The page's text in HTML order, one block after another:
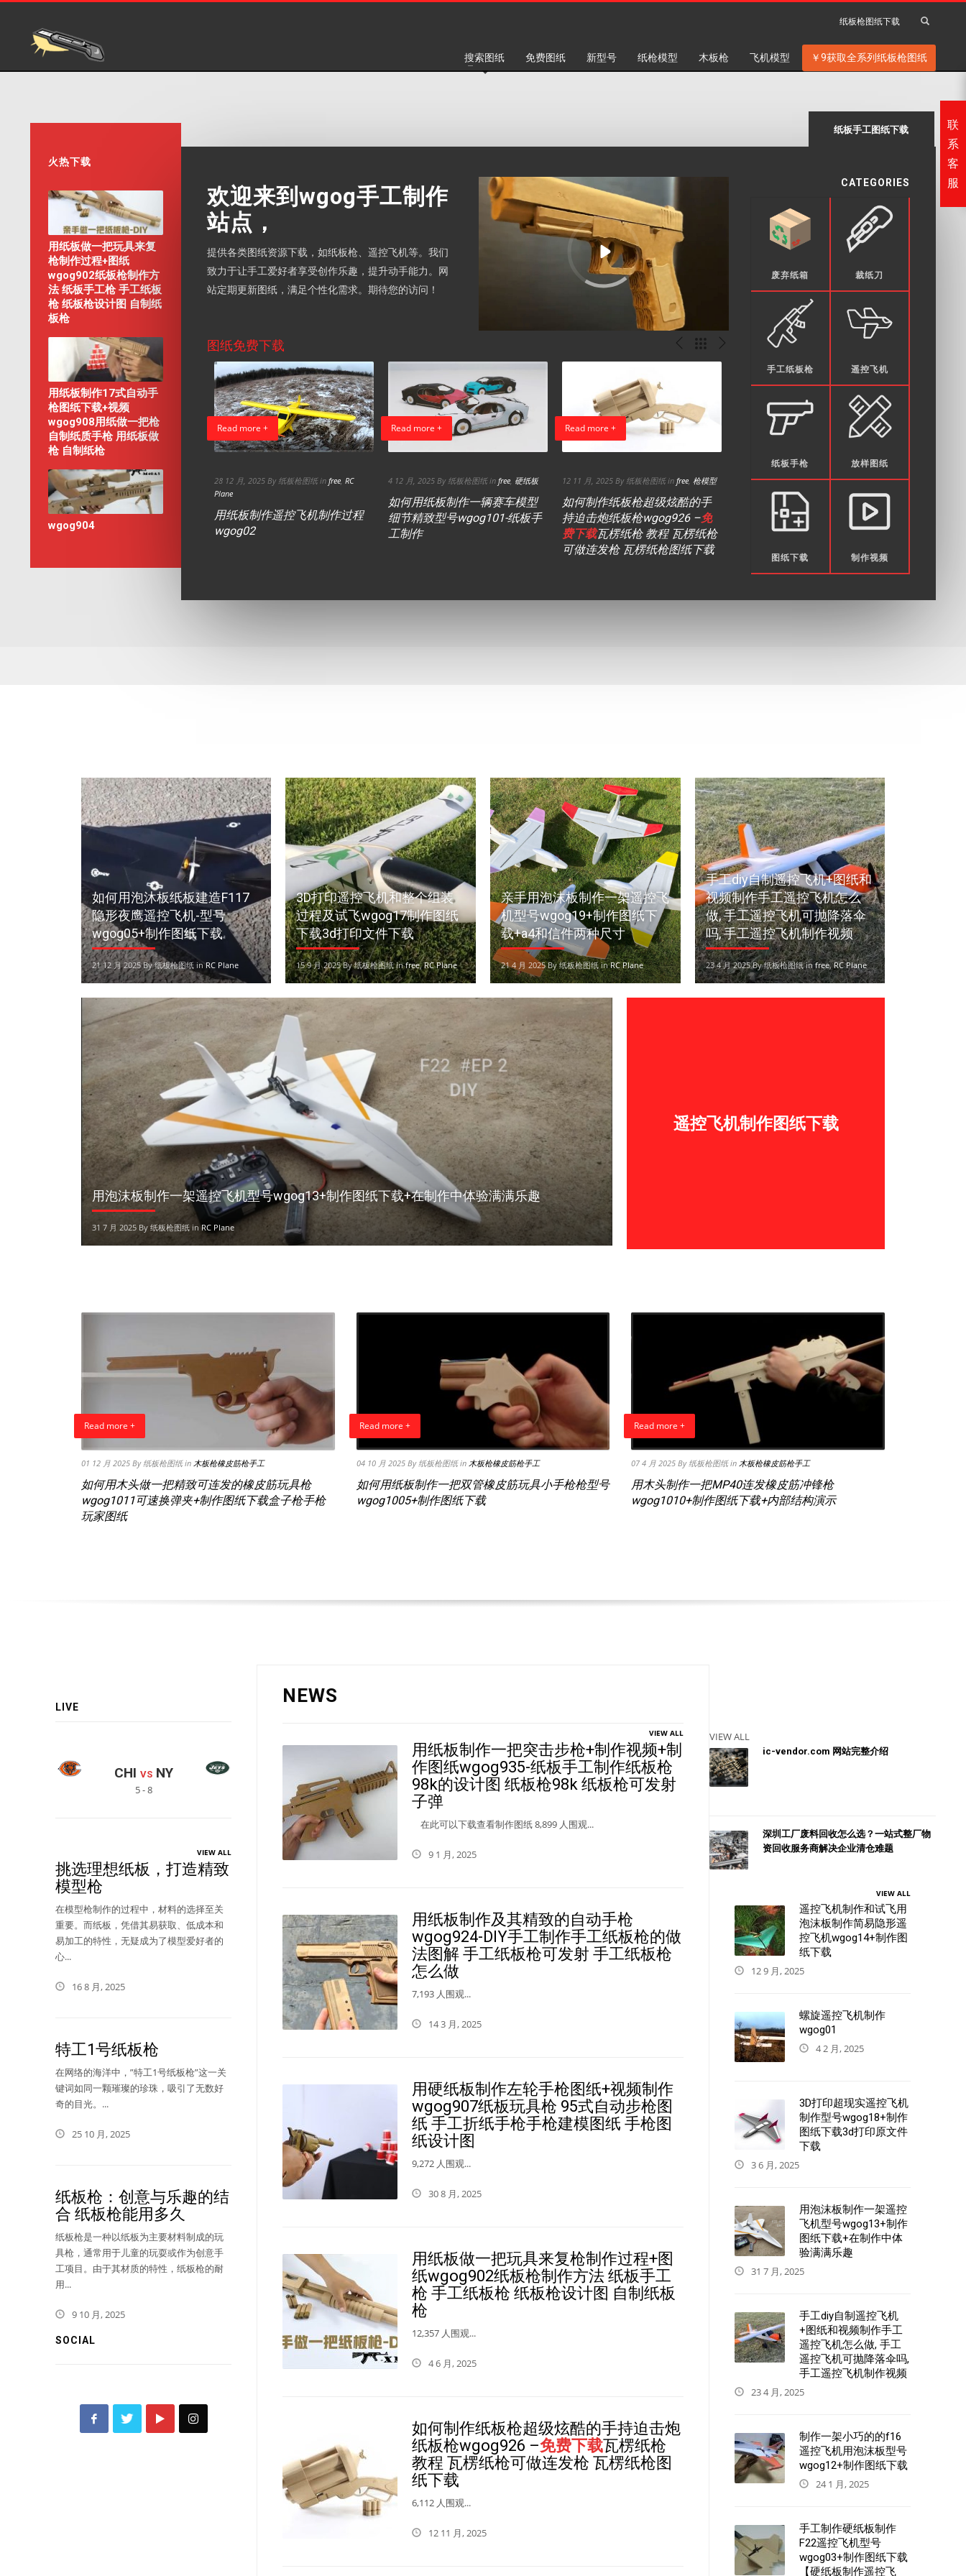
纸板枪图纸下载
搜索图纸 免费图纸 新型号 纸枪模型 木板枪 飞机模型 ￥9获取全系列纸板枪图纸
火热下载
用纸板做一把玩具来复
枪制作过程+图纸
wgog902纸板枪制作方
法 纸板手工枪 手工纸板
枪 纸板枪设计图 自制纸
板枪
用纸板制作17式自动手
枪图纸下载+视频
wgog908用纸做一把枪
自制纸质手枪 用纸板做
枪 自制纸枪
wgog904
纸板手工图纸下载
欢迎来到wgog手工制作
站点，
提供各类图纸资源下载，如纸板枪、遥控飞机等。我们
致力于让手工爱好者享受创作乐趣，提升动手能力。网
站定期更新图纸，满足个性化需求。期待您的访问！
图纸免费下载
Read more +
9 6 月, 2025 By 纸板枪图纸 infree,硬纸板
如何用硬纸板制作大嘴怪纸板
玩具陷阱玩具wgog107+制作图
纸-纸板手工制作
Read more +
28 12 月, 2025 By 纸板枪图纸 in free, RC
Plane
用纸板制作遥控飞机制作过程
wgog02
Read more +
4 12 月, 2025 By 纸板枪图纸 in free, 硬纸板
如何用纸板制作一辆赛车模型
细节精致型号wgog101-纸板手
工制作
Read more +
12 11 月, 2025 By 纸板枪图纸 in free, 枪模型
如何制作纸板枪超级炫酷的手
持迫击炮纸板枪wgog926 –免
费下载瓦楞纸枪 教程 瓦楞纸枪
可做连发枪 瓦楞纸枪图纸下载
Read more +
17 10 月, 2025 By 纸板枪图纸 infree,RC
3D打印单翼遥控飞机rc plane型
号wgog16+3D模型文件下载
CATEGORIES
废弃纸箱 裁纸刀
手工纸板枪 遥控飞机
纸板手枪 放样图纸
图纸下载 制作视频
如何用泡沐板纸板建造F117
隐形夜鹰遥控飞机-型号
wgog05+制作图纸下载
21 12 月 2025 By 纸板枪图纸 inRC Plane
3D打印遥控飞机和整个组装
过程及试飞wgog17制作图纸
下载3d打印文件下载
15 9 月 2025 By 纸板枪图纸 infree,RC Plane
亲手用泡沫板制作一架遥控飞
机型号wgog19+制作图纸下
载+a4和信件两种尺寸
21 4 月 2025 By 纸板枪图纸 inRC Plane
手工diy自制遥控飞机+图纸和
视频制作手工遥控飞机怎么
做, 手工遥控飞机可抛降落伞
吗, 手工遥控飞机制作视频
23 4 月 2025 By 纸板枪图纸 infree,RC Plane
用泡沫板制作一架遥控飞机型号wgog13+制作图纸下载+在制作中体验满满乐趣
31 7 月 2025 By 纸板枪图纸 inRC Plane
遥控飞机制作图纸下载
Read more +
01 12 月 2025 By 纸板枪图纸 in 木板枪橡皮筋枪手工
如何用木头做一把精致可连发的橡皮筋玩具枪
wgog1011可速换弹夹+制作图纸下载盒子枪手枪
玩家图纸
Read more +
04 10 月 2025 By 纸板枪图纸 in 木板枪橡皮筋枪手工
如何用纸板制作一把双管橡皮筋玩具小手枪枪型号
wgog1005+制作图纸下载
Read more +
07 4 月 2025 By 纸板枪图纸 in 木板枪橡皮筋枪手工
用木头制作一把MP40连发橡皮筋冲锋枪
wgog1010+制作图纸下载+内部结构演示
LIVE
CHI VS NY
5 - 8
VIEW ALL
挑选理想纸板，打造精致
模型枪
在模型枪制作的过程中，材料的选择至关
重要。而纸板，凭借其易获取、低成本和
易加工的特性，无疑成为了模型爱好者的
心...
16 8 月, 2025
特工1号纸板枪
在网络的海洋中，”特工1号纸板枪”这一关
键词如同一颗璀璨的珍珠，吸引了无数好
奇的目光。...
25 10 月, 2025
纸板枪：创意与乐趣的结
合 纸板枪能用多久
纸板枪是一种以纸板为主要材料制成的玩
具枪，通常用于儿童的玩耍或作为创意手
工项目。由于其材质的特性，纸板枪的耐
用...
9 10 月, 2025
SOCIAL
NEWS
VIEW ALL
用纸板制作一把突击步枪+制作视频+制
作图纸wgog935-纸板手工制作纸板枪
98k的设计图 纸板枪98k 纸板枪可发射
子弹
在此可以下载查看制作图纸 8,899 人围观...
9 1 月, 2025
用纸板制作及其精致的自动手枪
wgog924-DIY手工制作手工纸板枪的做
法图解 手工纸板枪可发射 手工纸板枪
怎么做
7,193 人围观...
14 3 月, 2025
用硬纸板制作左轮手枪图纸+视频制作
wgog907纸板玩具枪 95式自动步枪图
纸 手工折纸手枪手枪建模图纸 手枪图
纸设计图
9,272 人围观...
30 8 月, 2025
用纸板做一把玩具来复枪制作过程+图
纸wgog902纸板枪制作方法 纸板手工
枪 手工纸板枪 纸板枪设计图 自制纸板
枪
12,357 人围观...
4 6 月, 2025
如何制作纸板枪超级炫酷的手持迫击炮
纸板枪wgog926 –免费下载瓦楞纸枪
教程 瓦楞纸枪可做连发枪 瓦楞纸枪图
纸下载
6,112 人围观...
12 11 月, 2025
VIEW ALL
ic-vendor.com 网站完整介绍
深圳工厂废料回收怎么选？一站式整厂物
资回收服务商解决企业清仓难题
VIEW ALL
遥控飞机制作和试飞用
泡沫板制作简易隐形遥
控飞机wgog14+制作图
纸下载
12 9 月, 2025
螺旋遥控飞机制作
wgog01
4 2 月, 2025
3D打印超现实遥控飞机
制作型号wgog18+制作
图纸下载3d打印原文件
下载
3 6 月, 2025
用泡沫板制作一架遥控
飞机型号wgog13+制作
图纸下载+在制作中体
验满满乐趣
31 7 月, 2025
手工diy自制遥控飞机
+图纸和视频制作手工
遥控飞机怎么做, 手工
遥控飞机可抛降落伞吗,
手工遥控飞机制作视频
23 4 月, 2025
制作一架小巧的的f16
遥控飞机用泡沫板型号
wgog12+制作图纸下载
24 1 月, 2025
手工制作硬纸板制作
F22遥控飞机型号
wgog03+制作图纸下载
【硬纸板制作遥控飞
联
系
客
服